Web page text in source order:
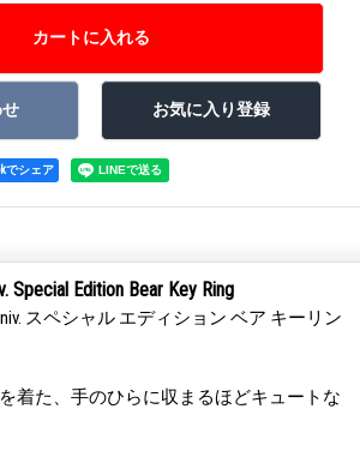
でシェア
Special Edition Bear Key Ring
スペシャル エディション ベア キーリン
を着た、手のひらに収まるほどキュートな